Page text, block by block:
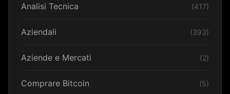
Analisi Tecnica (417)
Aziendali (393)
Aziende e Mercati (2)
Comprare Bitcoin (5)